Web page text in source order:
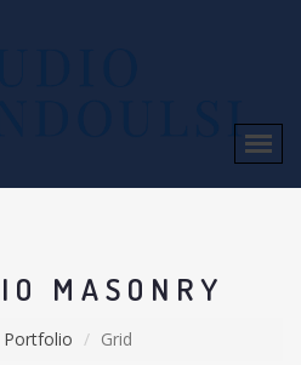
MASONRY
Portfolio Grid